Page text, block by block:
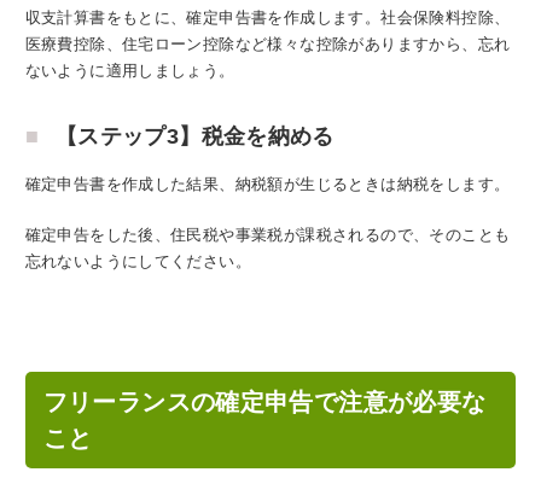
収支計算書をもとに、確定申告書を作成します。社会保険料控除、
医療費控除、住宅ローン控除など様々な控除がありますから、忘れ
ないように適用しましょう。
【ステップ3】税金を納める
確定申告書を作成した結果、納税額が生じるときは納税をします。
確定申告をした後、住民税や事業税が課税されるので、そのことも
忘れないようにしてください。
フリーランスの確定申告で注意が必要な
こと